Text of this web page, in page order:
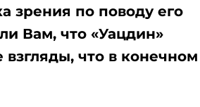
зрения по поводу его
Вам, что «Уацдин»
что в конечном